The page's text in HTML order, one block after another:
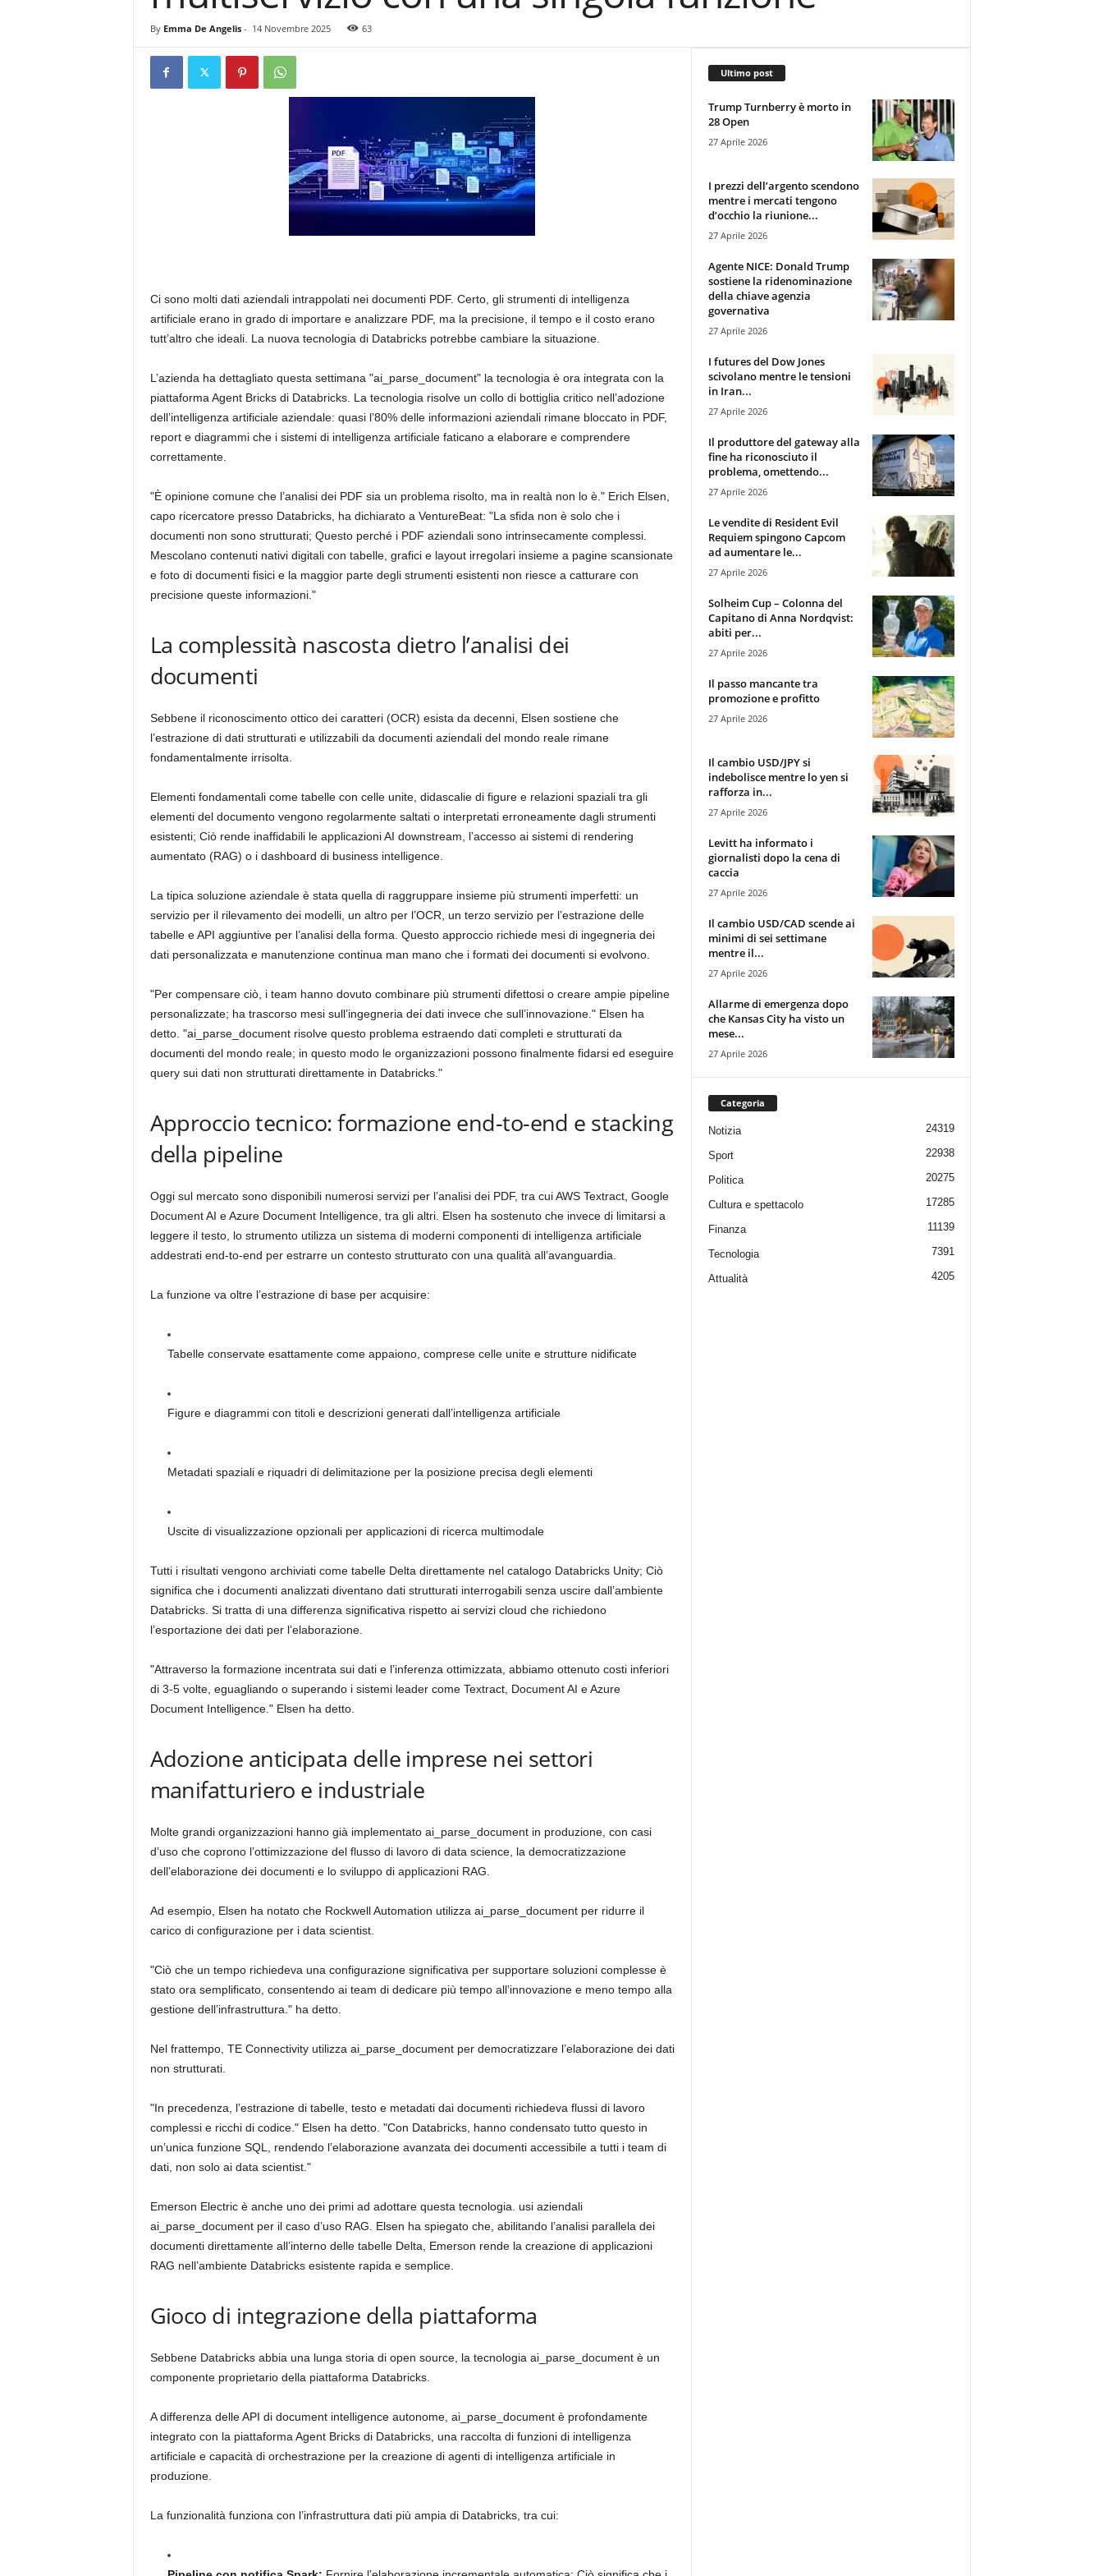
By Emma De Angelis- 14 Novembre 2025 63
Ci sono molti dati aziendali intrappolati nei documenti PDF. Certo, gli strumenti di intelligenza
artificiale erano in grado di importare e analizzare PDF, ma la precisione, il tempo e il costo erano
tutt’altro che ideali. La nuova tecnologia di Databricks potrebbe cambiare la situazione.
L’azienda ha dettagliato questa settimana "ai_parse_document" la tecnologia è ora integrata con la
piattaforma Agent Bricks di Databricks. La tecnologia risolve un collo di bottiglia critico nell’adozione
dell’intelligenza artificiale aziendale: quasi l’80% delle informazioni aziendali rimane bloccato in PDF,
report e diagrammi che i sistemi di intelligenza artificiale faticano a elaborare e comprendere
correttamente.
"È opinione comune che l’analisi dei PDF sia un problema risolto, ma in realtà non lo è." Erich Elsen,
capo ricercatore presso Databricks, ha dichiarato a VentureBeat: "La sfida non è solo che i
documenti non sono strutturati; Questo perché i PDF aziendali sono intrinsecamente complessi.
Mescolano contenuti nativi digitali con tabelle, grafici e layout irregolari insieme a pagine scansionate
e foto di documenti fisici e la maggior parte degli strumenti esistenti non riesce a catturare con
precisione queste informazioni."
La complessità nascosta dietro l’analisi dei
documenti
Sebbene il riconoscimento ottico dei caratteri (OCR) esista da decenni, Elsen sostiene che
l’estrazione di dati strutturati e utilizzabili da documenti aziendali del mondo reale rimane
fondamentalmente irrisolta.
Elementi fondamentali come tabelle con celle unite, didascalie di figure e relazioni spaziali tra gli
elementi del documento vengono regolarmente saltati o interpretati erroneamente dagli strumenti
esistenti; Ciò rende inaffidabili le applicazioni AI downstream, l’accesso ai sistemi di rendering
aumentato (RAG) o i dashboard di business intelligence.
La tipica soluzione aziendale è stata quella di raggruppare insieme più strumenti imperfetti: un
servizio per il rilevamento dei modelli, un altro per l’OCR, un terzo servizio per l’estrazione delle
tabelle e API aggiuntive per l’analisi della forma. Questo approccio richiede mesi di ingegneria dei
dati personalizzata e manutenzione continua man mano che i formati dei documenti si evolvono.
"Per compensare ciò, i team hanno dovuto combinare più strumenti difettosi o creare ampie pipeline
personalizzate; ha trascorso mesi sull’ingegneria dei dati invece che sull’innovazione." Elsen ha
detto. "ai_parse_document risolve questo problema estraendo dati completi e strutturati da
documenti del mondo reale; in questo modo le organizzazioni possono finalmente fidarsi ed eseguire
query sui dati non strutturati direttamente in Databricks."
Approccio tecnico: formazione end-to-end e stacking
della pipeline
Oggi sul mercato sono disponibili numerosi servizi per l’analisi dei PDF, tra cui AWS Textract, Google
Document AI e Azure Document Intelligence, tra gli altri. Elsen ha sostenuto che invece di limitarsi a
leggere il testo, lo strumento utilizza un sistema di moderni componenti di intelligenza artificiale
addestrati end-to-end per estrarre un contesto strutturato con una qualità all’avanguardia.
La funzione va oltre l’estrazione di base per acquisire:
Tabelle conservate esattamente come appaiono, comprese celle unite e strutture nidificate
Figure e diagrammi con titoli e descrizioni generati dall’intelligenza artificiale
Metadati spaziali e riquadri di delimitazione per la posizione precisa degli elementi
Uscite di visualizzazione opzionali per applicazioni di ricerca multimodale
Tutti i risultati vengono archiviati come tabelle Delta direttamente nel catalogo Databricks Unity; Ciò
significa che i documenti analizzati diventano dati strutturati interrogabili senza uscire dall’ambiente
Databricks. Si tratta di una differenza significativa rispetto ai servizi cloud che richiedono
l’esportazione dei dati per l’elaborazione.
"Attraverso la formazione incentrata sui dati e l’inferenza ottimizzata, abbiamo ottenuto costi inferiori
di 3-5 volte, eguagliando o superando i sistemi leader come Textract, Document AI e Azure
Document Intelligence." Elsen ha detto.
Adozione anticipata delle imprese nei settori
manifatturiero e industriale
Molte grandi organizzazioni hanno già implementato ai_parse_document in produzione, con casi
d’uso che coprono l’ottimizzazione del flusso di lavoro di data science, la democratizzazione
dell’elaborazione dei documenti e lo sviluppo di applicazioni RAG.
Ad esempio, Elsen ha notato che Rockwell Automation utilizza ai_parse_document per ridurre il
carico di configurazione per i data scientist.
"Ciò che un tempo richiedeva una configurazione significativa per supportare soluzioni complesse è
stato ora semplificato, consentendo ai team di dedicare più tempo all’innovazione e meno tempo alla
gestione dell’infrastruttura." ha detto.
Nel frattempo, TE Connectivity utilizza ai_parse_document per democratizzare l’elaborazione dei dati
non strutturati.
"In precedenza, l’estrazione di tabelle, testo e metadati dai documenti richiedeva flussi di lavoro
complessi e ricchi di codice." Elsen ha detto. "Con Databricks, hanno condensato tutto questo in
un’unica funzione SQL, rendendo l’elaborazione avanzata dei documenti accessibile a tutti i team di
dati, non solo ai data scientist."
Emerson Electric è anche uno dei primi ad adottare questa tecnologia. usi aziendali
ai_parse_document per il caso d’uso RAG. Elsen ha spiegato che, abilitando l’analisi parallela dei
documenti direttamente all’interno delle tabelle Delta, Emerson rende la creazione di applicazioni
RAG nell’ambiente Databricks esistente rapida e semplice.
Gioco di integrazione della piattaforma
Sebbene Databricks abbia una lunga storia di open source, la tecnologia ai_parse_document è un
componente proprietario della piattaforma Databricks.
A differenza delle API di document intelligence autonome, ai_parse_document è profondamente
integrato con la piattaforma Agent Bricks di Databricks, una raccolta di funzioni di intelligenza
artificiale e capacità di orchestrazione per la creazione di agenti di intelligenza artificiale in
produzione.
La funzionalità funziona con l’infrastruttura dati più ampia di Databricks, tra cui:
Ultimo post
Trump Turnberry è morto in
28 Open
27 Aprile 2026
I prezzi dell’argento scendono
mentre i mercati tengono
d’occhio la riunione...
27 Aprile 2026
Agente NICE: Donald Trump
sostiene la ridenominazione
della chiave agenzia
governativa
27 Aprile 2026
I futures del Dow Jones
scivolano mentre le tensioni
in Iran...
27 Aprile 2026
Il produttore del gateway alla
fine ha riconosciuto il
problema, omettendo...
27 Aprile 2026
Le vendite di Resident Evil
Requiem spingono Capcom
ad aumentare le...
27 Aprile 2026
Solheim Cup – Colonna del
Capitano di Anna Nordqvist:
abiti per...
27 Aprile 2026
Il passo mancante tra
promozione e profitto
27 Aprile 2026
Il cambio USD/JPY si
indebolisce mentre lo yen si
rafforza in...
27 Aprile 2026
Levitt ha informato i
giornalisti dopo la cena di
caccia
27 Aprile 2026
Il cambio USD/CAD scende ai
minimi di sei settimane
mentre il...
27 Aprile 2026
Allarme di emergenza dopo
che Kansas City ha visto un
mese...
27 Aprile 2026
Categoria
Notizia 24319
Sport 22938
Politica 20275
Cultura e spettacolo 17285
Finanza 11139
Tecnologia 7391
Attualità 4205